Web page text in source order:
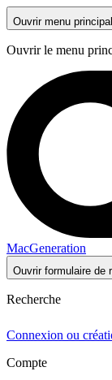
Ouvrir menu principal
Ouvrir le menu
MacGeneration
Ouvrir formulaire de
Recherche
Connexion ou
Compte